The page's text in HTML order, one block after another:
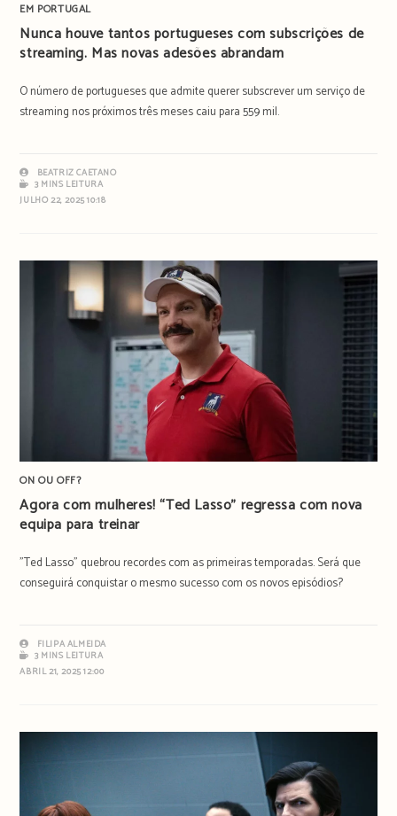
EM PORTUGAL
Nunca houve tantos portugueses com subscrições de
streaming. Mas novas adesões abrandam
O número de portugueses que admite querer subscrever um serviço de
streaming nos próximos três meses caiu para 559 mil.
BEATRIZ CAETANO
3 MINS LEITURA
JULHO 22, 2025 10:18
ON OU OFF?
Agora com mulheres! “Ted Lasso” regressa com nova
equipa para treinar
"Ted Lasso" quebrou recordes com as primeiras temporadas. Será que
conseguirá conquistar o mesmo sucesso com os novos episódios?
FILIPA ALMEIDA
3 MINS LEITURA
ABRIL 21, 2025 12:00